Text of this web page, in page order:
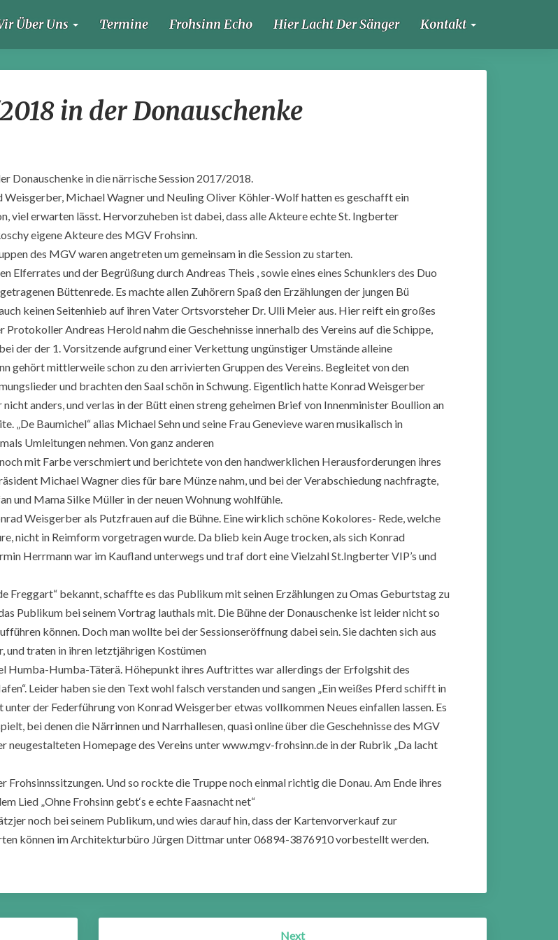
Über Uns Termine Frohsinn Echo Hier Lacht Der Sänger Kontakt
2017/2018
in
in der Donauschenke
Donauschenke in die närrische Session 2017/2018.
Michael Wagner und Neuling Oliver Köhler-Wolf hatten es geschafft ein
viel erwarten lässt. Hervorzuheben ist dabei, dass alle Akteure echte St. Ingberter
eigene Akteure des MGV Frohsinn.
des MGV waren angetreten um gemeinsam in die Session zu starten.
Elferrates und der Begrüßung durch Andreas Theis , sowie eines eines Schunklers des Duo
Büttenrede. Es machte allen Zuhörern Spaß den Erzählungen der jungen Bü
keinen Seitenhieb auf ihren Vater Ortsvorsteher Dr. Ulli Meier aus. Hier reift ein großes
Andreas Herold nahm die Geschehnisse innerhalb des Vereins auf die Schippe,
der der 1. Vorsitzende aufgrund einer Verkettung ungünstiger Umstände alleine
gehört mittlerweile schon zu den arrivierten Gruppen des Vereins. Begleitet von den
und brachten den Saal schön in Schwung. Eigentlich hatte Konrad Weisgerber
anders, und verlas in der Bütt einen streng geheimen Brief von Innenminister Boullion an
„De Baumichel“ alias Michael Sehn und seine Frau Genevieve waren musikalisch in
Umleitungen nehmen.Von ganz anderen
mit Farbe verschmiert und berichtete von den handwerklichen Herausforderungen ihres
Michael Wagner dies für bare Münze nahm, und bei der Verabschiedung nachfragte,
und Mama Silke Müller in der neuen Wohnung wohlfühle.
Weisgerber als Putzfrauen auf die Bühne. Eine wirklich schöne Kokolores- Rede, welche
nicht in Reimform vorgetragen wurde. Da blieb kein Auge trocken, als sich Konrad
Herrmann war im Kaufland unterwegs und traf dort eine Vielzahl St.Ingberter VIP’s und
Freggart“ bekannt, schaffte es das Publikum mit seinen Erzählungen zu Omas Geburtstag zu
Publikum bei seinem Vortrag lauthals mit. Die Bühne der Donauschenke ist leider nicht so
können. Doch man wollte bei der Sessionseröffnung dabei sein. Sie dachten sich aus
und traten in ihren letztjährigen Kostümen
Humba-Humba-Täterä. Höhepunkt ihres Auftrittes war allerdings der Erfolgshit des
Leider haben sie den Text wohl falsch verstanden und sangen „Ein weißes Pferd schifft in
der Federführung von Konrad Weisgerber etwas vollkommen Neues einfallen lassen. Es
bei denen die Närrinnen und Narrhallesen, quasi online über die Geschehnisse des MGV
neugestalteten Homepage des Vereins unter www.mgv-frohsinn.de in der Rubrik „Da lacht
Und so rockte die Truppe noch einmal richtig die Donau. Am Ende ihres
Lied „Ohne Frohsinn gebt‘s e echte Faasnacht net“
noch bei seinem Publikum, und wies darauf hin, dass der Kartenvorverkauf zur
können im Architekturbüro Jürgen Dittmar unter 06894-3876910 vorbestellt werden.
Next